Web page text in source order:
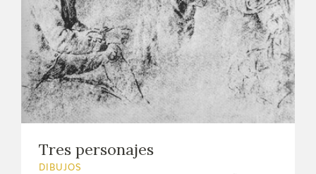
EL VIAJE DE GOYA
CATÁLOGO
GOYA EN EL MUNDO
GOYA EN ARAGÓN
PREMIO ARAGÓN GOYA
Tres personajes
DIBUJOS